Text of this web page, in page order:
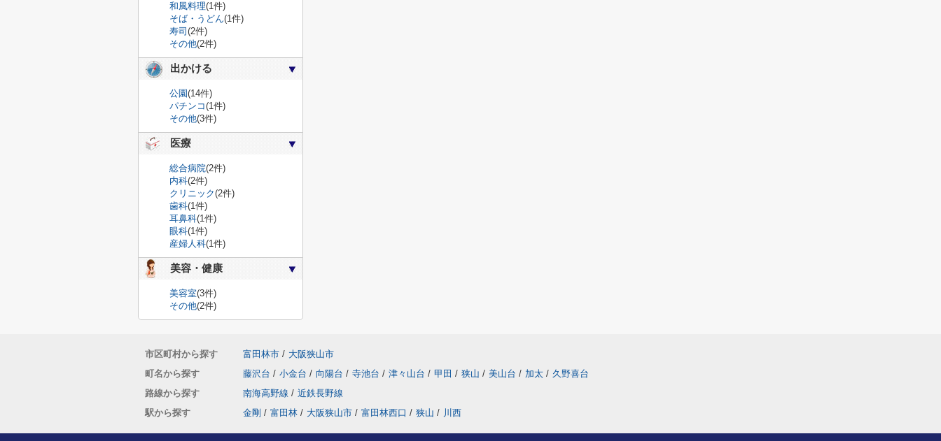
和風料理(1件)
そば・うどん(1件)
寿司 (2件)
その他(2件)
出かける
公園(14件)
パチンコ(1件)
その他(3件)
医療
総合病院(2件)
内科(2件)
クリニック(2件)
歯科(1件)
耳鼻科(1件)
眼科(1件)
産婦人科(1件)
美容・健康
美容室(3件)
その他(2件)
市区町村から探す 富田林市 / 大阪狭山市
町名から探す
藤沢台 / 小金台 / 向陽台 / 寺池台 / 津々山台 / 甲田 / 狭山 / 美山台 / 加太 / 久野喜台
路線から探す
南海高野線 / 近鉄長野線
駅から探す
金剛 / 富田林 / 大阪狭山市 / 富田林西口 / 狭山 / 川西